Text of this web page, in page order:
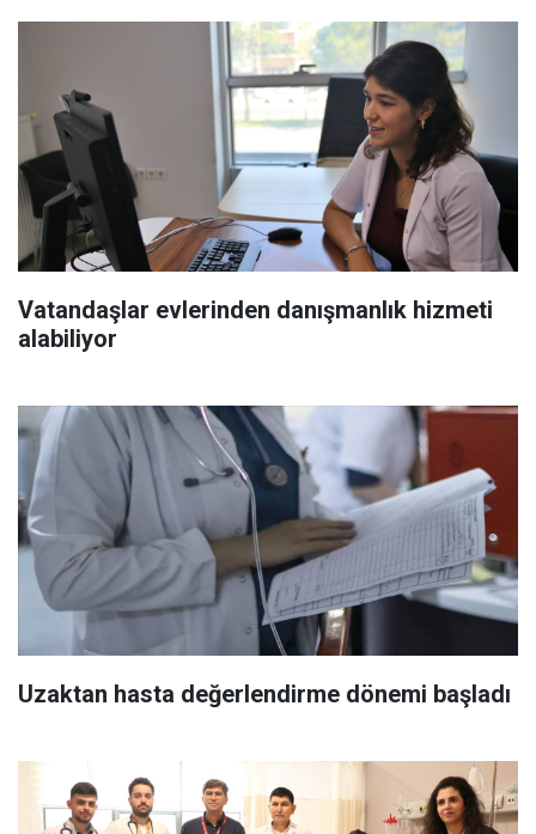
Vatandaşlar evlerinden danışmanlık hizmeti
alabiliyor
Uzaktan hasta değerlendirme dönemi başladı